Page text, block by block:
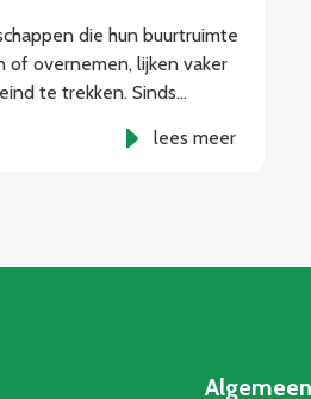
die hun buurtruimte
of overnemen, lijken vaker
te trekken. Sinds…
lees meer